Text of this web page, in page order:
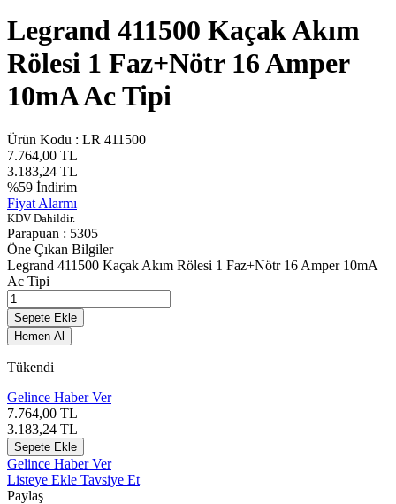
Legrand 411500 Kaçak Akım
Rölesi 1 Faz+Nötr 16 Amper
10mA Ac Tipi
Ürün Kodu : LR 411500
7.764,00 TL
3.183,24 TL
%59 İndirim
Fiyat Alarmı
KDV Dahildir.
Parapuan : 5305
Öne Çıkan Bilgiler
Legrand 411500 Kaçak Akım Rölesi 1 Faz+Nötr 16 Amper 10mA
Ac Tipi
Sepete Ekle
Hemen Al
Tükendi
Gelince Haber Ver
7.764,00 TL
3.183,24 TL
Sepete Ekle
Gelince Haber Ver
Listeye Ekle Tavsiye Et
Paylaş